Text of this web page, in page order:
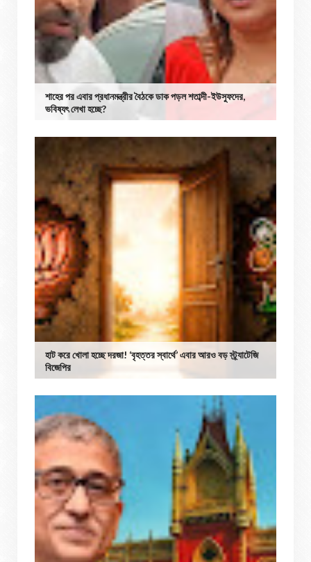
শাহের পর এবার প্রধানমন্ত্রীর বৈঠকে ডাক পড়ল শতাব্দী-ইউসুফদের,
ভবিষ্যৎ লেখা হচ্ছে?
হাট করে খোলা হচ্ছে দরজা! ‘বৃহত্তর স্বার্থে’ এবার আরও বড় স্ট্র্যাটেজি
বিজেপির